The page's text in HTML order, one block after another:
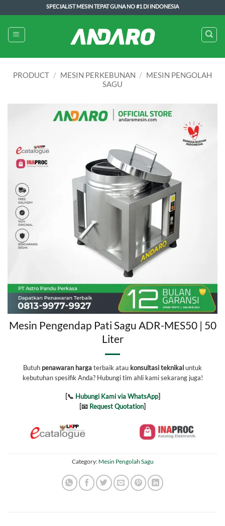
to
content
SPECIALIST MESIN TEPAT GUNA NO #1 DI INDONESIA
PRODUCT / MESIN PERKEBUNAN / MESIN PENGOLAH
SAGU
Mesin Pengendap Pati Sagu ADR-MES50 | 50
Liter
Butuh penawaran hargaterbaik atau konsultasi teknikaluntuk
kebutuhan spesifik Anda? Hubungi tim ahli kami sekarang juga!
[📞 Hubungi Kami via WhatsApp]
[📧 Request Quotation]
Category: Mesin Pengolah Sagu